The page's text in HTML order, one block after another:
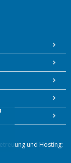
und Hosting: